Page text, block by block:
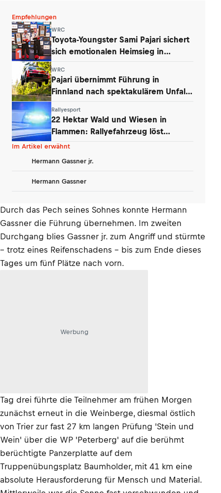
Empfehlungen
WRC
Toyota-Youngster Sami Pajari sichert
sich emotionalen Heimsieg in
WRC
Pajari übernimmt Führung in
Finnland nach spektakulärem Unfall
Rallyesport
22 Hektar Wald und Wiesen in
Flammen: Rallyefahrzeug löst
Großbrand aus
Im Artikel erwähnt
Hermann Gassner jr.
Hermann Gassner
Durch das Pech seines Sohnes konnte Hermann
Gassner die Führung übernehmen. Im zweiten
Durchgang blies Gassner jr. zum Angriff und stürmte
– trotz eines Reifenschadens - bis zum Ende dieses
Tages um fünf Plätze nach vorn.
Werbung
Tag drei führte die Teilnehmer am frühen Morgen
zunächst erneut in die Weinberge, diesmal östlich
von Trier zur fast 27 km langen Prüfung 'Stein und
Wein' über die WP 'Peterberg' auf die berühmt
berüchtigte Panzerplatte auf dem
Truppenübungsplatz Baumholder, mit 41 km eine
absolute Herausforderung für Mensch und Material.